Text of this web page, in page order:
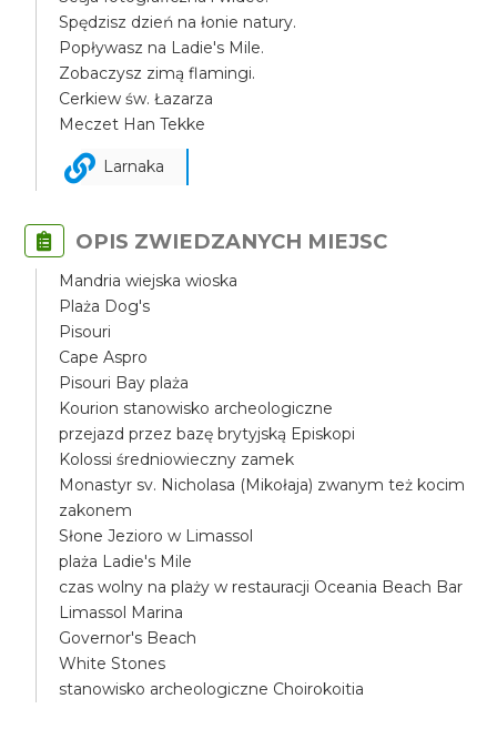
Spędzisz dzień na łonie natury.
Popływasz na Ladie's Mile.
Zobaczysz zimą flamingi.
Cerkiew św. Łazarza
Meczet Han Tekke
Larnaka
OPIS ZWIEDZANYCH MIEJSC
Mandria wiejska wioska
Plaża Dog's
Pisouri
Cape Aspro
Pisouri Bay plaża
Kourion stanowisko archeologiczne
przejazd przez bazę brytyjską Episkopi
Kolossi średniowieczny zamek
Monastyr sv. Nicholasa (Mikołaja) zwanym też kocim
zakonem
Słone Jezioro w Limassol
plaża Ladie's Mile
czas wolny na plaży w restauracji Oceania Beach Bar
Limassol Marina
Governor's Beach
White Stones
stanowisko archeologiczne Choirokoitia